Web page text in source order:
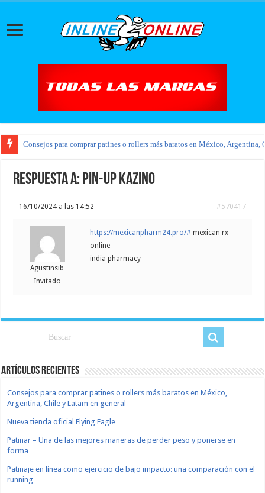
Consejos para comprar patines o rollers más baratos en México, Argentina,
Respuesta a: pin-up kazino
16/10/2024 a las 14:52 #570417
Agustinsib
Invitado
https://mexicanpharm24.pro/# mexican rx
online
india pharmacy
Artículos recientes
Consejos para comprar patines o rollers más baratos en México,
Argentina, Chile y Latam en general
Nueva tienda oficial Flying Eagle
Patinar – Una de las mejores maneras de perder peso y ponerse en
forma
Patinaje en línea como ejercicio de bajo impacto: una comparación con el
running